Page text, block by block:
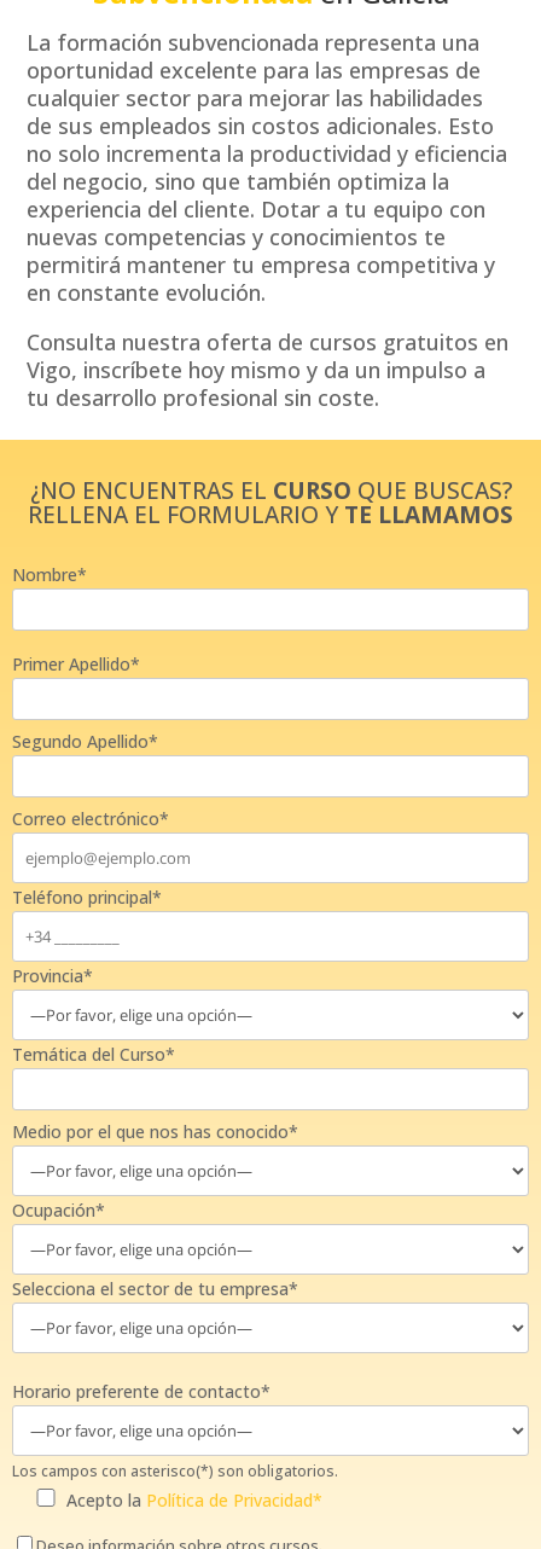
La formación subvencionada representa una
oportunidad excelente para las empresas de
cualquier sector para mejorar las habilidades
de sus empleados sin costos adicionales. Esto
no solo incrementa la productividad y eficiencia
del negocio, sino que también optimiza la
experiencia del cliente. Dotar a tu equipo con
nuevas competencias y conocimientos te
permitirá mantener tu empresa competitiva y
en constante evolución.
Consulta nuestra oferta de cursos gratuitos en
Vigo, inscríbete hoy mismo y da un impulso a
tu desarrollo profesional sin coste.
¿NO ENCUENTRAS EL CURSO QUE BUSCAS?
RELLENA EL FORMULARIO YTE LLAMAMOS
Nombre*
Primer Apellido*
Segundo Apellido*
Correo electrónico*
Teléfono principal*
Provincia*
Temática del Curso*
Medio por el que nos has conocido*
Ocupación*
Selecciona el sector de tu empresa*
Horario preferente de contacto*
Los campos con asterisco(*) son obligatorios.
Acepto la Política de Privacidad*